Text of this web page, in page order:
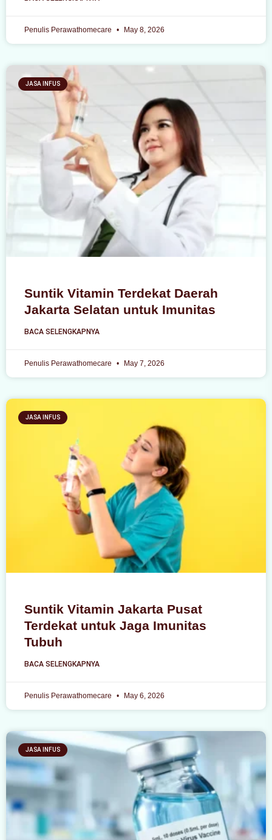
Penulis Perawathomecare May 8, 2026
JASA INFUS
Suntik Vitamin Terdekat Daerah
Jakarta Selatan untuk Imunitas
BACA SELENGKAPNYA
Penulis Perawathomecare May 7, 2026
JASA INFUS
Suntik Vitamin Jakarta Pusat
Terdekat untuk Jaga Imunitas
Tubuh
BACA SELENGKAPNYA
Penulis Perawathomecare May 6, 2026
JASA INFUS